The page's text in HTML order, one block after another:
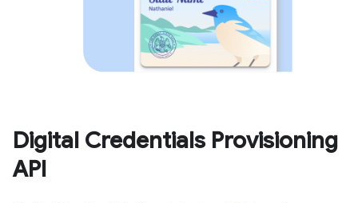
Digital Credentials Provisioning
API